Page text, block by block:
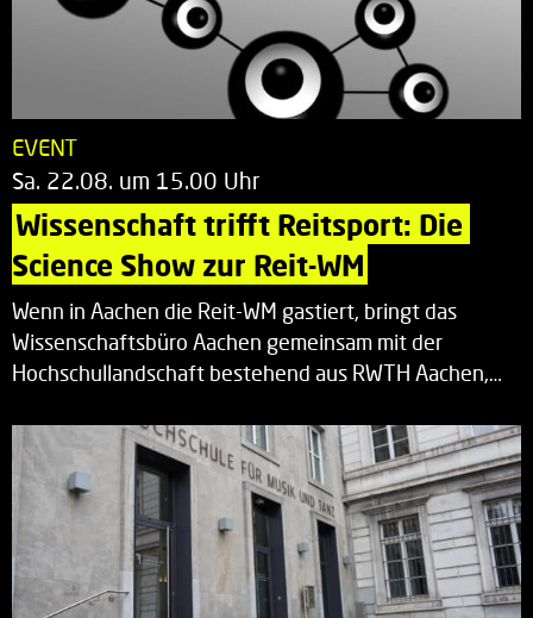
EVENT
Sa. 22.08. um 15.00 Uhr
Wissenschaft trifft Reitsport: Die
Science Show zur Reit-WM
Wenn in Aachen die Reit-WM gastiert, bringt das
Wissenschaftsbüro Aachen gemeinsam mit der
Hochschullandschaft bestehend aus RWTH Aachen,…